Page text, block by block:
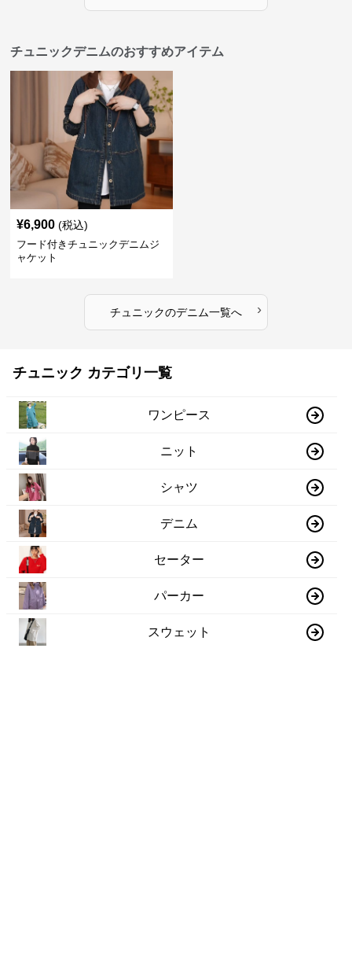
チュニックデニムのおすすめアイテム
¥6,900 (税込)
フード付きチュニックデニムジ
ャケット
チュニックのデニム一覧へ ›
チュニック カテゴリ一覧
ワンピース
ニット
シャツ
デニム
セーター
パーカー
スウェット